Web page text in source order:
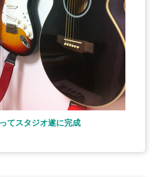
てスタジオ遂に完成